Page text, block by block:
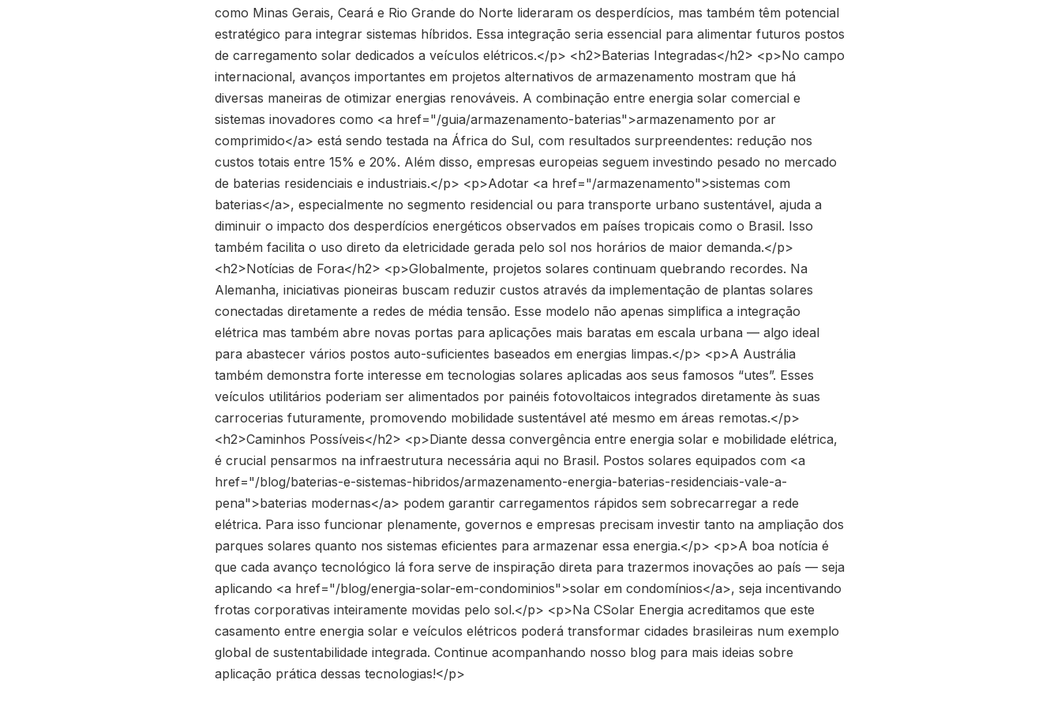
como Minas Gerais, Ceará e Rio Grande do Norte lideraram os desperdícios, mas também têm potencial
estratégico para integrar sistemas híbridos. Essa integração seria essencial para alimentar futuros postos
de carregamento solar dedicados a veículos elétricos.</p> <h2>Baterias Integradas</h2> <p>No campo
internacional, avanços importantes em projetos alternativos de armazenamento mostram que há
diversas maneiras de otimizar energias renováveis. A combinação entre energia solar comercial e
sistemas inovadores como <a href="/guia/armazenamento-baterias">armazenamento por ar
comprimido</a> está sendo testada na África do Sul, com resultados surpreendentes: redução nos
custos totais entre 15% e 20%. Além disso, empresas europeias seguem investindo pesado no mercado
de baterias residenciais e industriais.</p> <p>Adotar <a href="/armazenamento">sistemas com
baterias</a>, especialmente no segmento residencial ou para transporte urbano sustentável, ajuda a
diminuir o impacto dos desperdícios energéticos observados em países tropicais como o Brasil. Isso
também facilita o uso direto da eletricidade gerada pelo sol nos horários de maior demanda.</p>
<h2>Notícias de Fora</h2> <p>Globalmente, projetos solares continuam quebrando recordes. Na
Alemanha, iniciativas pioneiras buscam reduzir custos através da implementação de plantas solares
conectadas diretamente a redes de média tensão. Esse modelo não apenas simplifica a integração
elétrica mas também abre novas portas para aplicações mais baratas em escala urbana — algo ideal
para abastecer vários postos auto-suficientes baseados em energias limpas.</p> <p>A Austrália
também demonstra forte interesse em tecnologias solares aplicadas aos seus famosos “utes”. Esses
veículos utilitários poderiam ser alimentados por painéis fotovoltaicos integrados diretamente às suas
carrocerias futuramente, promovendo mobilidade sustentável até mesmo em áreas remotas.</p>
<h2>Caminhos Possíveis</h2> <p>Diante dessa convergência entre energia solar e mobilidade elétrica,
é crucial pensarmos na infraestrutura necessária aqui no Brasil. Postos solares equipados com <a
href="/blog/baterias-e-sistemas-hibridos/armazenamento-energia-baterias-residenciais-vale-a-
pena">baterias modernas</a> podem garantir carregamentos rápidos sem sobrecarregar a rede
elétrica. Para isso funcionar plenamente, governos e empresas precisam investir tanto na ampliação dos
parques solares quanto nos sistemas eficientes para armazenar essa energia.</p> <p>A boa notícia é
que cada avanço tecnológico lá fora serve de inspiração direta para trazermos inovações ao país — seja
aplicando <a href="/blog/energia-solar-em-condominios">solar em condomínios</a>, seja incentivando
frotas corporativas inteiramente movidas pelo sol.</p> <p>Na CSolar Energia acreditamos que este
casamento entre energia solar e veículos elétricos poderá transformar cidades brasileiras num exemplo
global de sustentabilidade integrada. Continue acompanhando nosso blog para mais ideias sobre
aplicação prática dessas tecnologias!</p>